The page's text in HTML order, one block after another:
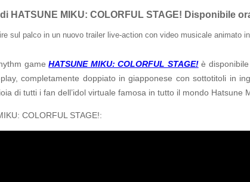
HATSUNE MIKU: COLORFUL STAGE! Disponibile
sul palco in un nuovo trailer live-action con video musicale animato
gameHATSUNE MIKU: COLORFUL STAGE!è disponibile
play, completamente doppiato in giapponese con sottotitoli in
di tutti i fan dell’idol virtuale famosa in tutto il mondo Hatsune
COLORFUL STAGE!: